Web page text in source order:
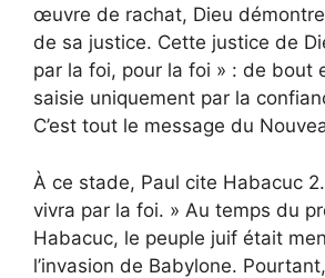
œuvre de rachat, Dieu
de sa justice. Cette justice de
par la foi, pour la foi » : de bout
saisie uniquement par la
C’est tout le message du
À ce stade, Paul cite Habacuc
vivra par la foi. » Au temps du
Habacuc, le peuple juif était
l’invasion de Babylone.